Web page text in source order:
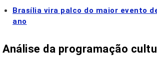
Brasília vira palco do maior evento
ano
Análise da programação